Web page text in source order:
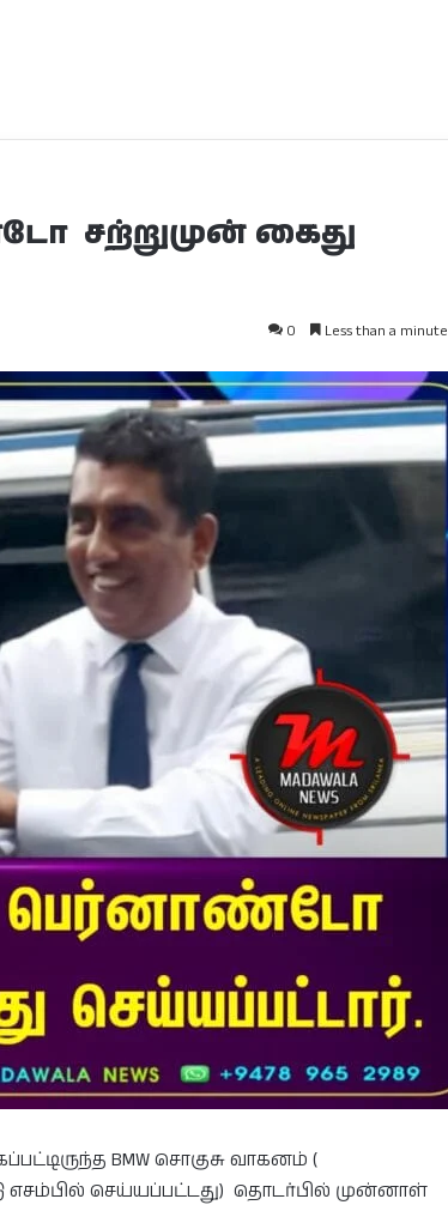
சற்றுமுன் கைது
0 Less than a minute
BMW சொகுசு வாகனம் (
எசம்பில் செய்யப்பட்டது) தொடர்பில் முன்னாள்